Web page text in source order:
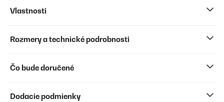
Vlastnosti
Rozmery a technické podrobnosti
Čo bude doručené
Dodacie podmienky